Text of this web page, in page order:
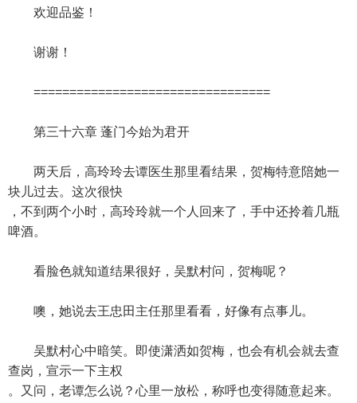
欢迎品鉴！
谢谢！
=================================
第三十六章 蓬门今始为君开
两天后，高玲玲去谭医生那里看结果，贺梅特意陪她一
块儿过去。这次很快
，不到两个小时，高玲玲就一个人回来了，手中还拎着几瓶
啤酒。
看脸色就知道结果很好，吴默村问，贺梅呢？
噢，她说去王忠田主任那里看看，好像有点事儿。
吴默村心中暗笑。即使潇洒如贺梅，也会有机会就去查
查岗，宣示一下主权
。又问，老谭怎么说？心里一放松，称呼也变得随意起来。